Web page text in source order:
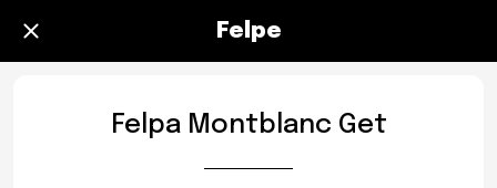
Felpe
Felpa Montblanc Get